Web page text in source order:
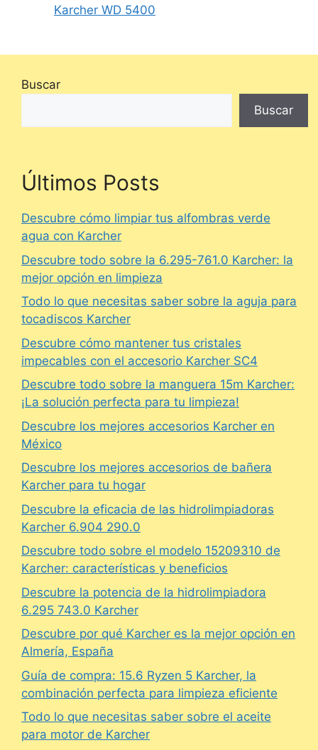
Karcher WD 5400
Buscar
Buscar
Últimos Posts
Descubre cómo limpiar tus alfombras verde
agua con Karcher
Descubre todo sobre la 6.295-761.0 Karcher: la
mejor opción en limpieza
Todo lo que necesitas saber sobre la aguja para
tocadiscos Karcher
Descubre cómo mantener tus cristales
impecables con el accesorio Karcher SC4
Descubre todo sobre la manguera 15m Karcher:
¡La solución perfecta para tu limpieza!
Descubre los mejores accesorios Karcher en
México
Descubre los mejores accesorios de bañera
Karcher para tu hogar
Descubre la eficacia de las hidrolimpiadoras
Karcher 6.904 290.0
Descubre todo sobre el modelo 15209310 de
Karcher: características y beneficios
Descubre la potencia de la hidrolimpiadora
6.295 743.0 Karcher
Descubre por qué Karcher es la mejor opción en
Almería, España
Guía de compra: 15.6 Ryzen 5 Karcher, la
combinación perfecta para limpieza eficiente
Todo lo que necesitas saber sobre el aceite
para motor de Karcher